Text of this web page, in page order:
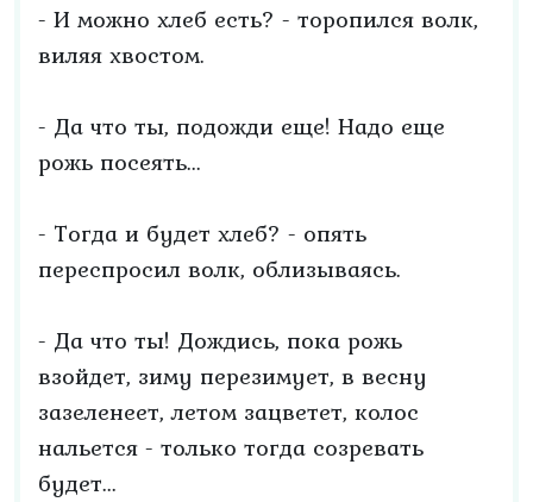
- И можно хлеб есть? - торопился волк,
виляя хвостом.
- Да что ты, подожди еще! Надо еще
рожь посеять...
- Тогда и будет хлеб? - опять
переспросил волк, облизываясь.
- Да что ты! Дождись, пока рожь
взойдет, зиму перезимует, в весну
зазеленеет, летом зацветет, колос
нальется - только тогда созревать
будет...